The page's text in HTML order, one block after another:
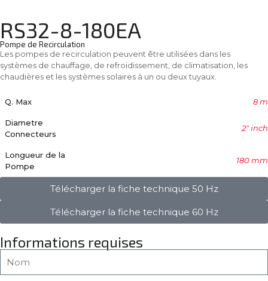
RS32-8-180EA
Pompe de Recirculation
Les pompes de recirculation peuvent être utilisées dans les
systèmes de chauffage, de refroidissement, de climatisation, les
chaudières et les systèmes solaires à un ou deux tuyaux.
Q. Max 8 m
Diametre
Connecteurs
2" inch
Longueur de la
Pompe
180 mm
Télécharger la fiche technique 50 Hz
Télécharger la fiche technique 60 Hz
Informations requises